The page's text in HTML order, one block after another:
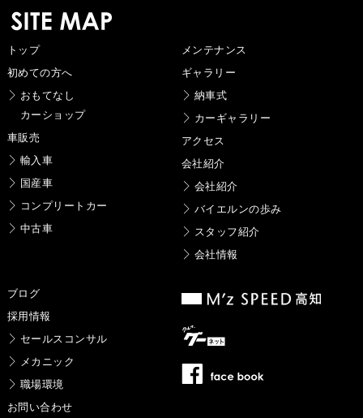
トップ
初めての方へ
おもてなし
カーショップ
車販売
輸入車
国産車
コンプリートカー
中古車
メンテナンス
ギャラリー
納車式
カーギャラリー
アクセス
会社紹介
会社紹介
バイエルンの歩み
スタッフ紹介
会社情報
ブログ
採用情報
セールスコンサル
メカニック
職場環境
お問い合わせ